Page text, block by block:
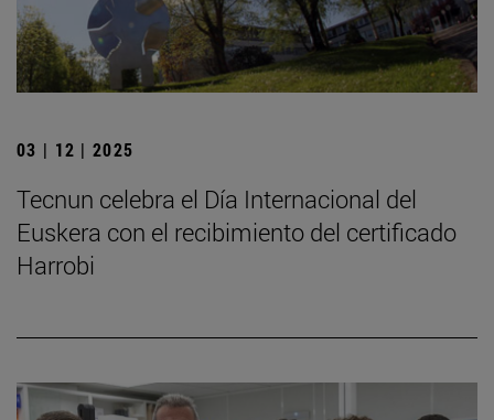
03 | 12 | 2025
Tecnun celebra el Día Internacional del
Euskera con el recibimiento del certificado
Harrobi